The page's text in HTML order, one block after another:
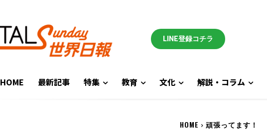
LINE登録コチラ
HOME 最新記事 特集 教育 文化 解説・コラム
HOME 頑張ってます！